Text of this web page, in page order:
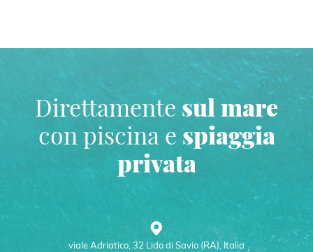
Direttamentesul mare
con piscina espiaggia
privata
viale Adriatico, 32 Lido di Savio (RA), Italia